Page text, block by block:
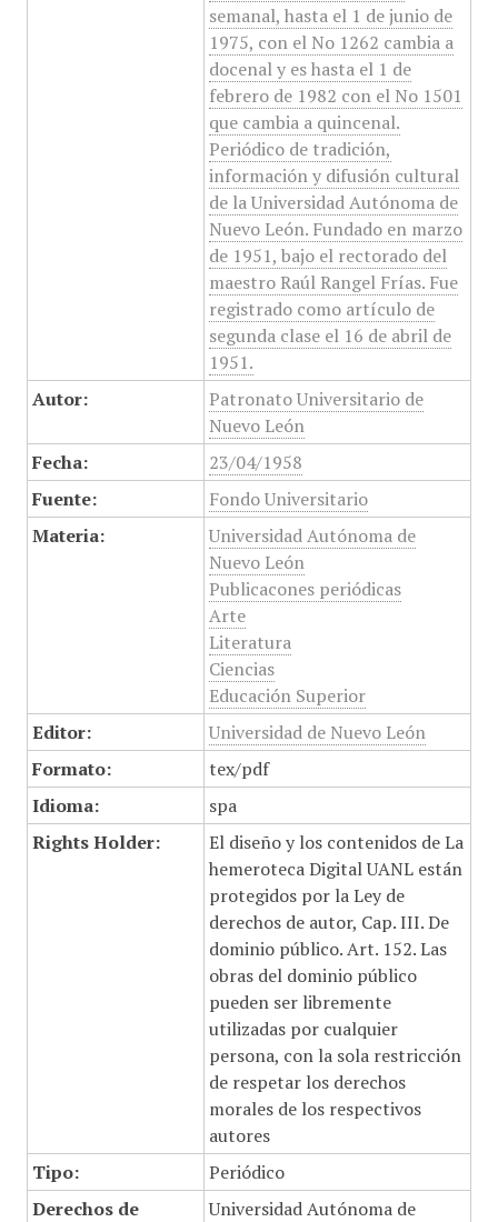
semanal, hasta el 1 de junio de
1975, con el No 1262 cambia a
docenal y es hasta el 1 de
febrero de 1982 con el No 1501
que cambia a quincenal.
Periódico de tradición,
información y difusión cultural
de la Universidad Autónoma de
Nuevo León. Fundado en marzo
de 1951, bajo el rectorado del
maestro Raúl Rangel Frías. Fue
registrado como artículo de
segunda clase el 16 de abril de
1951.
Autor:
Patronato Universitario de
Nuevo León
Fecha:
23/04/1958
Fuente:
Fondo Universitario
Materia:
Universidad Autónoma de
Nuevo León
Publicacones periódicas
Arte
Literatura
Ciencias
Educación Superior
Editor:
Universidad de Nuevo León
Formato:
tex/pdf
Idioma:
spa
Rights Holder:
El diseño y los contenidos de La
hemeroteca Digital UANL están
protegidos por la Ley de
derechos de autor, Cap. III. De
dominio público. Art. 152. Las
obras del dominio público
pueden ser libremente
utilizadas por cualquier
persona, con la sola restricción
de respetar los derechos
morales de los respectivos
autores
Tipo:
Periódico
Derechos de
Universidad Autónoma de